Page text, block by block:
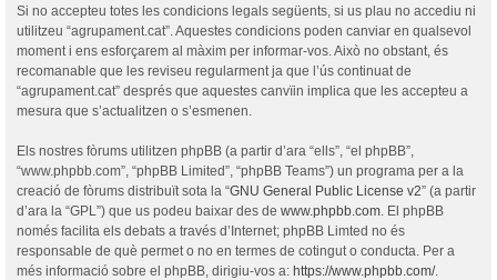
Si no accepteu totes les condicions legals següents, si us plau no accediu ni
utilitzeu “agrupament.cat”. Aquestes condicions poden canviar en qualsevol
moment i ens esforçarem al màxim per informar-vos. Això no obstant, és
recomanable que les reviseu regularment ja que l’ús continuat de
“agrupament.cat” després que aquestes canvïin implica que les accepteu a
mesura que s’actualitzen o s’esmenen.
Els nostres fòrums utilitzen phpBB (a partir d’ara “ells”, “el phpBB”,
“www.phpbb.com”, “phpBB Limited”, “phpBB Teams”) un programa per a la
creació de fòrums distribuït sota la “GNU General Public License v2” (a partir
d’ara la “GPL”) que us podeu baixar des de www.phpbb.com . El phpBB
només facilita els debats a través d’Internet; phpBB Limted no és
responsable de què permet o no en termes de cotingut o conducta. Per a
més informació sobre el phpBB, dirigiu-vos a: https://www.phpbb.com/.